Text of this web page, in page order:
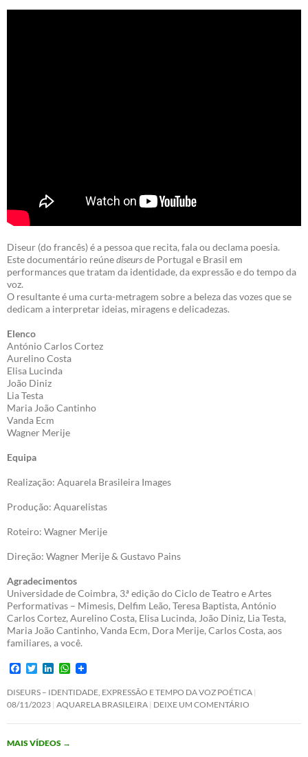
Diseur (do francês) é a pessoa que recita, fala ou declama poesia.
Este documentário reúnediseursde Portugal e Brasil em
performances que tratam da identidade, da expressão e do tempo da
voz.
O resultante é uma curta-metragem sobre a beleza das vozes que se
dedicam a interpretar ideias, miragens e delicadezas.
Elenco
António Carlos Cortez
Aurelino Costa
Elisa Lucinda
João Diniz
Lia Testa
Maria João Cantinho
Vanda Ecm
Wagner Merije
Equipa
Realização: Aquarela Brasileira Images
Produção: Aquarelistas
Roteiro: Wagner Merije
Direção: Wagner Merije & Gustavo Pains
Agradecimentos
Universidade de Coimbra, 3.ª edição do Ciclo de Teatro e Artes
Performativas – Mimesis, Delfim Leão, Teresa Baptista, António
Carlos Cortez, Aurelino Costa, Elisa Lucinda, João Diniz, Lia Testa,
Maria João Cantinho, Vanda Ecm, Dora Merije, Carlos Costa, aos
familiares, a você.
F
c
e
b
o
k
T
i
t
t
e
n
k
e
d
n
W
a
t
s
A
DISEURS – IDENTIDADE, EXPRESSÃO E TEMPO DA VOZ POÉTICA
08/11/2023 AQUARELA BRASILEIRA DEIXE UM COMENTÁRIO
MAIS VÍDEOS →